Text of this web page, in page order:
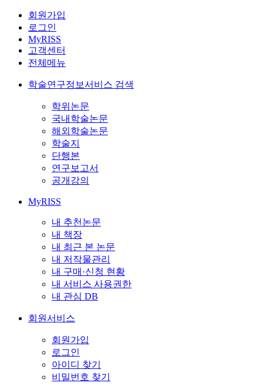
회원가입
로그인
MyRISS
고객센터
전체메뉴
학술연구정보서비스 검색
학위논문
국내학술논문
해외학술논문
학술지
단행본
연구보고서
공개강의
MyRISS
내 추천논문
내 책장
내 최근 본 논문
내 저작물관리
내 구매·신청 현황
내 서비스 사용권한
내 관심 DB
회원서비스
회원가입
로그인
아이디 찾기
비밀번호 찾기